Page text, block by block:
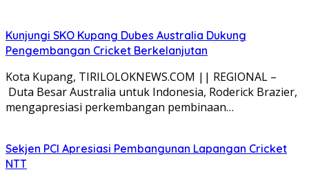
Kunjungi SKO Kupang Dubes Australia Dukung
Pengembangan Cricket Berkelanjutan
Kota Kupang, TIRILOLOKNEWS.COM || REGIONAL –
Duta Besar Australia untuk Indonesia, Roderick Brazier,
mengapresiasi perkembangan pembinaan…
Sekjen PCI Apresiasi Pembangunan Lapangan Cricket
NTT